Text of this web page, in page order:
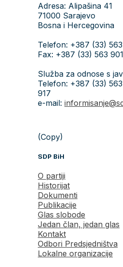
Adresa: Alipašina 41
71000 Sarajevo
Bosna i Hercegovina
Telefon: +387 (33)
Fax: +387 (33) 563 901
Služba za odnose s
Telefon: +387 (33)
917
e-mail:
(Copy)
SDP BiH
O partiji
Historijat
Dokumenti
Publikacije
Glas slobode
Jedan član, jedan glas
Kontakt
Odbori Predsjedništva
Lokalne organizacije